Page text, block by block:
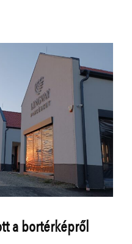
a bortérképről